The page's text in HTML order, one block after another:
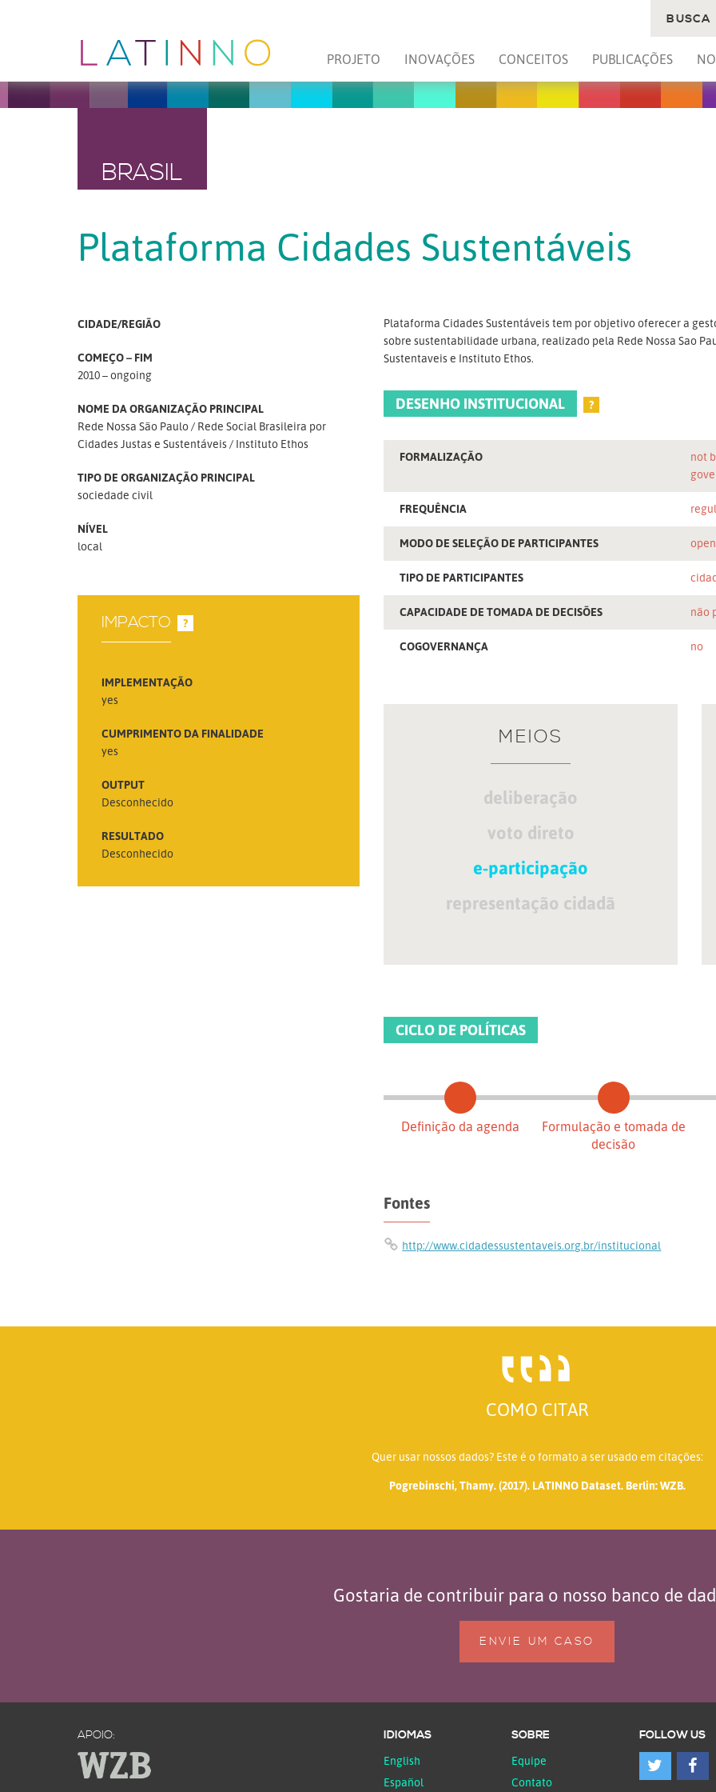
PROJETO INOVAÇÕES CONCEITOS PUBLICAÇÕES
BUSCA
BRASIL
Plataforma Cidades Sustentáveis
CIDADE/REGIÃO
COMEÇO – FIM
2010 – ongoing
NOME DA ORGANIZAÇÃO PRINCIPAL
Rede Nossa São Paulo
Rede Social Brasileira por
Cidades Justas e Sustentáveis
Instituto Ethos
TIPO DE ORGANIZAÇÃO PRINCIPAL
sociedade civil
NÍVEL
local
IMPACTO ?
IMPLEMENTAÇÃO
yes
CUMPRIMENTO DA FINALIDADE
yes
OUTPUT
Desconhecido
RESULTADO
Desconhecido
Plataforma Cidades Sustentáveis tem por objetivo oferecer a
sobre sustentabilidade urbana, realizado pela Rede Nossa Sao
Sustentaveis e Instituto Ethos.
DESENHO INSTITUCIONAL ?
FORMALIZAÇÃO
not
FREQUÊNCIA
MODO DE SELEÇÃO DE PARTICIPANTES open
TIPO DE PARTICIPANTES
CAPACIDADE DE TOMADA DE DECISÕES não
COGOVERNANÇA no
MEIOS
deliberação
voto direto
e-participação
representação cidadã
CICLO DE POLÍTICAS
Definição da agenda
Formulação e tomada de
decisão
Fontes
http://www.cidadessustentaveis.org.br/institucional
COMO CITAR
Quer usar nossos dados? Este é o formato a ser usado em citações:
Pogrebinschi, Thamy. (2017). LATINNO Dataset. Berlin: WZB.
Gostaria de contribuir para o nosso banco de
ENVIE UM CASO
APOIO: IDIOMAS
English
Español
SOBRE
Equipe
Contato
FOLLOW US